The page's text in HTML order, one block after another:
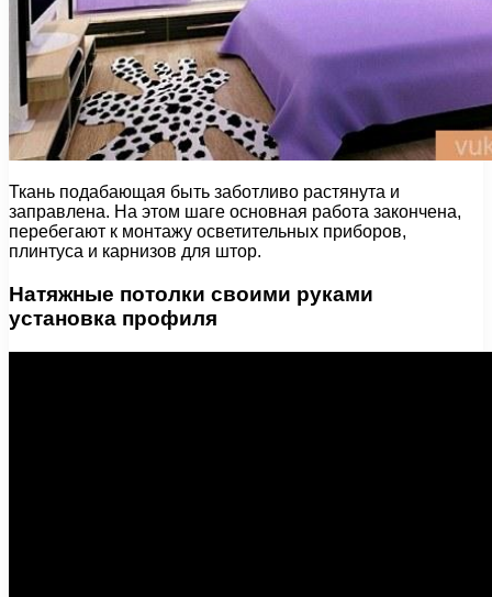
Ткань подабающая быть заботливо растянута и
заправлена. На этом шаге основная работа закончена,
перебегают к монтажу осветительных приборов,
плинтуса и карнизов для штор.
Натяжные потолки своими руками
установка профиля